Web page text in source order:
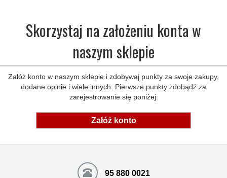
Skorzystaj na założeniu konta w
naszym sklepie
Załóż konto w naszym sklepie i zdobywaj punkty za swoje zakupy,
dodane opinie i wiele innych. Pierwsze punkty zdobądź za
zarejestrowanie się poniżej:
Załóż konto
95 880 0021